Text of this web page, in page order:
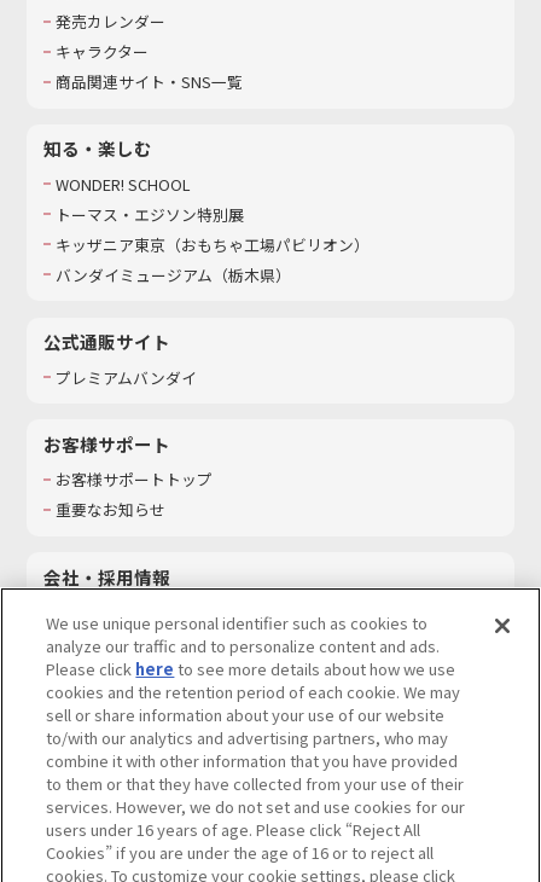
発売カレンダー
キャラクター
商品関連サイト・SNS一覧
知る・楽しむ
WONDER! SCHOOL
トーマス・エジソン特別展
キッザニア東京（おもちゃ工場パビリオン）​
バンダイミュージアム（栃木県）
公式通販サイト
プレミアムバンダイ
お客様サポート
お客様サポートトップ
重要なお知らせ
会社・採用情報
採用情報
サステナビリティ
お問い合わせ
ウェブサイトご利用条件 ソーシャルメディアポリシー
個人情報及び特定個人情報等の取り扱いに関する保護方針
We use unique personal identifier such as cookies to
analyze our traffic and to personalize content and ads.
Please click here to see more details about how we use
cookies and the retention period of each cookie. We may
sell or share information about your use of our website
to/with our analytics and advertising partners, who may
combine it with other information that you have provided
to them or that they have collected from your use of their
services. However, we do not set and use cookies for our
users under 16 years of age. Please click “Reject All
Cookies” if you are under the age of 16 or to reject all
cookies. To customize your cookie settings, please click